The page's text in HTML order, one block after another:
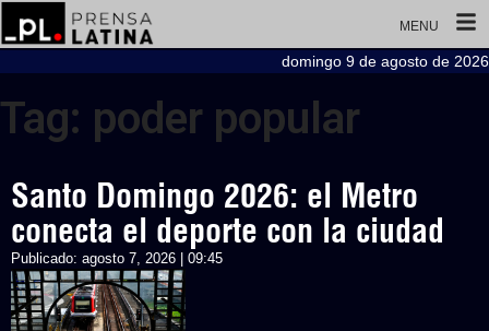
MENU
domingo 9 de agosto de 2026
Tag: poder popular
Santo Domingo 2026: el Metro
conecta el deporte con la ciudad
Publicado: agosto 7, 2026 | 09:45